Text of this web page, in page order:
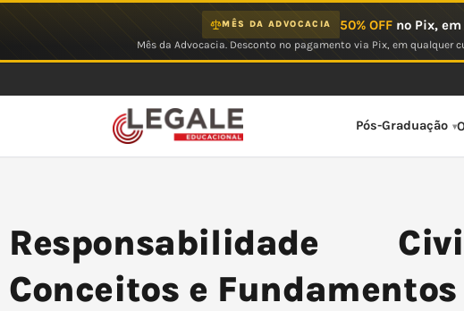
MÊS DA ADVOCACIA 50% OFFno Pix,
Mês da Advocacia. Desconto no pagamento via Pix, em
Pós-Graduação
Responsabilidade
Conceitos e